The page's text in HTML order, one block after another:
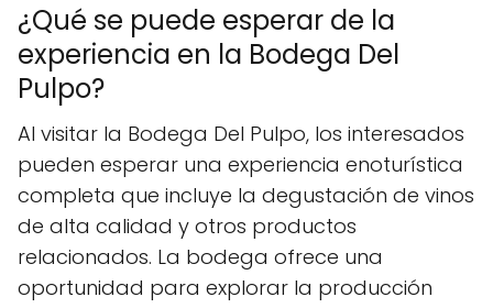
¿Qué se puede esperar de la
experiencia en la Bodega Del
Pulpo?
Al visitar la Bodega Del Pulpo, los interesados
pueden esperar una experiencia enoturística
completa que incluye la degustación de vinos
de alta calidad y otros productos
relacionados. La bodega ofrece una
oportunidad para explorar la producción